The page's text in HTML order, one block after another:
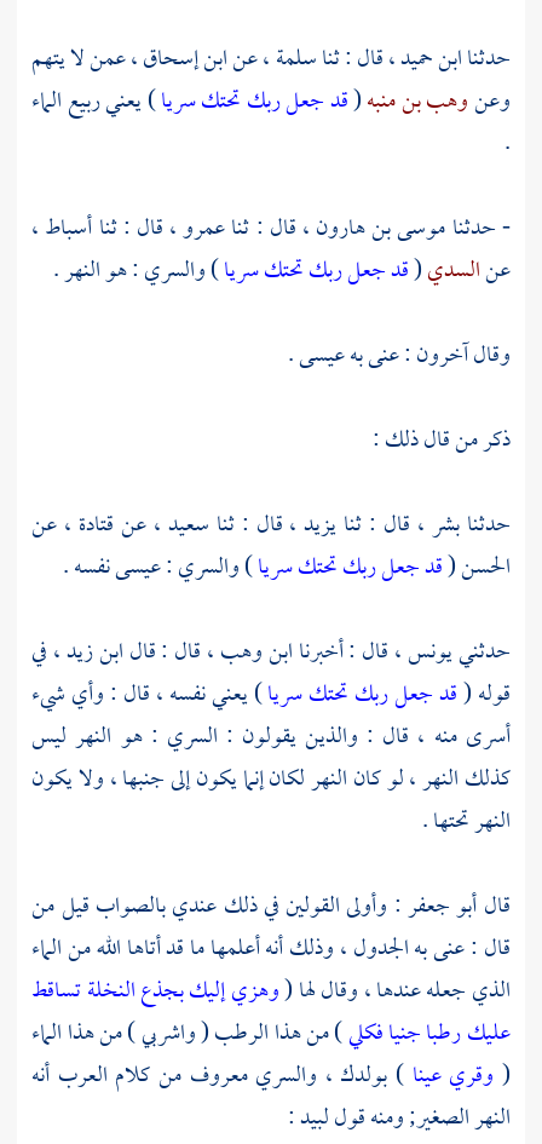
حدثناابن حميد ،قال : ثناسلمة ،عنابن إسحاق ،عمن لا يتهم
وعنوهب بن منبه(قد جعل ربك تحتك سريا) يعني ربيع الماء
.
- حدثناموسى بن هارون ،قال : ثناعمرو ،قال : ثناأسباط ،
عنالسدي(قد جعل ربك تحتك سريا) والسري : هو النهر .
وقال آخرون : عنى بهعيسى .
ذكر من قال ذلك :
حدثنابشر ، قال : ثنايزيد ،قال : ثنا سعيد ،عنقتادة ،عن
الحسن(قد جعل ربك تحتك سريا) والسري : عيسى نفسه .
حدثنييونس ،قال : أخبرناابن وهب ،قال : قالابن زيد ،في
قوله (قد جعل ربك تحتك سريا) يعني نفسه ، قال : وأي شيء
أسرى منه ، قال : والذين يقولون : السري : هو النهر ليس
كذلك النهر ، لو كان النهر لكان إنما يكون إلى جنبها ، ولا يكون
النهر تحتها .
قالأبو جعفر: وأولى القولين في ذلك عندي بالصواب قيل من
قال : عنى به الجدول ، وذلك أنه أعلمها ما قد أتاها الله من الماء
الذي جعله عندها ، وقال لها (وهزي إليك بجذع النخلة تساقط
عليك رطبا جنيا فكلي) من هذا الرطب ( واشربي ) من هذا الماء
( وقري عينا) بولدك ، والسري معروف من كلام العرب أنه
النهر الصغير; ومنه قوللبيد: